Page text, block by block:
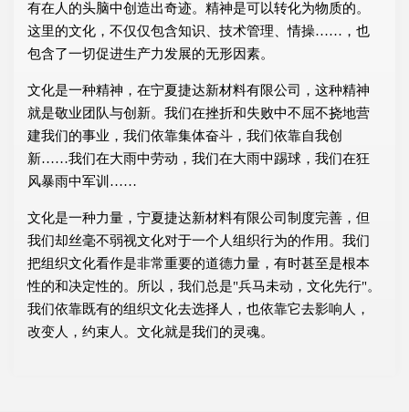
有在人的头脑中创造出奇迹。精神是可以转化为物质的。
这里的文化，不仅仅包含知识、技术管理、情操……，也
包含了一切促进生产力发展的无形因素。
文化是一种精神，在宁夏捷达新材料有限公司，这种精神
就是敬业团队与创新。我们在挫折和失败中不屈不挠地营
建我们的事业，我们依靠集体奋斗，我们依靠自我创
新……我们在大雨中劳动，我们在大雨中踢球，我们在狂
风暴雨中军训……
文化是一种力量，宁夏捷达新材料有限公司制度完善，但
我们却丝毫不弱视文化对于一个人组织行为的作用。我们
把组织文化看作是非常重要的道德力量，有时甚至是根本
性的和决定性的。所以，我们总是"兵马未动，文化先行"。
我们依靠既有的组织文化去选择人，也依靠它去影响人，
改变人，约束人。文化就是我们的灵魂。